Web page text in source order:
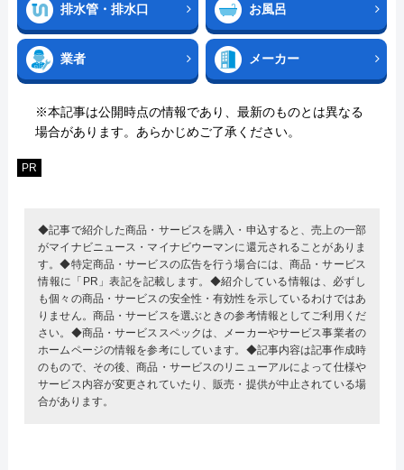
排水管・排水口 お風呂
業者 メーカー
※本記事は公開時点の情報であり、最新のものとは異なる
場合があります。あらかじめご了承ください。
PR
◆記事で紹介した商品・サービスを購入・申込すると、売上の一部
がマイナビニュース・マイナビウーマンに還元されることがありま
す。◆特定商品・サービスの広告を行う場合には、商品・サービス
情報に「PR」表記を記載します。◆紹介している情報は、必ずし
も個々の商品・サービスの安全性・有効性を示しているわけではあ
りません。商品・サービスを選ぶときの参考情報としてご利用くだ
さい。◆商品・サービススペックは、メーカーやサービス事業者の
ホームページの情報を参考にしています。◆記事内容は記事作成時
のもので、その後、商品・サービスのリニューアルによって仕様や
サービス内容が変更されていたり、販売・提供が中止されている場
合があります。